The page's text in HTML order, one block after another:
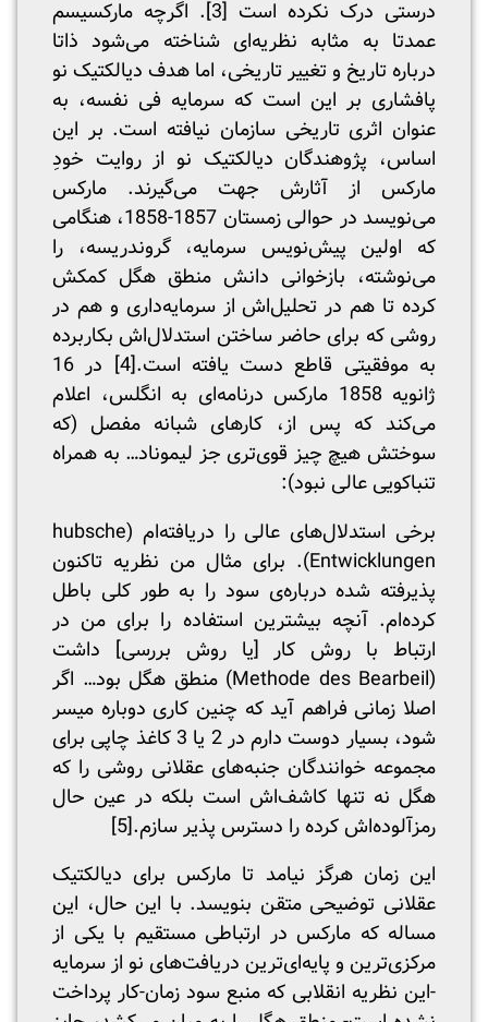
درستی درک نکرده است [3]
. اگرچه مارکسیسم
عمدتا به مثابه نظریه‌ای شناخته می‌شود ذاتا
درباره تاریخ و تغییر تاریخی، اما هدف دیالکتیک نو
پافشاری بر این است که سرمایه فی نفسه، به
عنوان اثری تاریخی سازمان نیافته است. بر این
اساس، پژوهندگان دیالکتیک نو از روایت خودِ
مارکس از آثارش جهت می‌گیرند. مارکس
می‌نویسد در حوالی زمستان 1857-1858، هنگامی
که اولین پیش‌نویس سرمایه، گروندریسه، را
می‌نوشته، بازخوانی دانش منطق هگل کمکش
کرده تا هم در تحلیل‌اش از سرمایه‌داری و هم در
روشی که برای حاضر ساختن استدلال‌اش بکاربرده
به موفقیتی قاطع دست یافته است.[4]
در 16
ژانویه 1858 مارکس درنامه‌ای به انگلس، اعلام
می‌کند که پس از، کار‌های شبانه مفصل (که
سوختش هیچ چیز قوی‌تری جز لیموناد… به همراه
تنباکویی عالی نبود):
برخی استدلال‌های عالی را دریافته‌ام (hubsche
Entwicklungen). برای مثال من نظریه تاکنون
پذیرفته شده درباره‌ی سود را به طور کلی باطل
کرده‌ام. آنچه بیشترین استفاده را برای من در
ارتباط با روش کار [یا روش بررسی] داشت
(Methode des Bearbeil) منطق هگل بود… اگر
اصلا زمانی فراهم آید که چنین کاری دوباره میسر
شود، بسیار دوست دارم در 2 یا 3 کاغذ چاپی برای
مجموعه خوانندگان جنبه‌های عقلانی روشی را که
هگل نه تنها کاشف‌اش است بلکه در عین حال
رمزآلوده‌اش کرده را دسترس پذیر سازم.[5]
این زمان هرگز نیامد تا مارکس برای دیالکتیک
عقلانی توضیحی متقن بنویسد. با این حال، این
مساله که مارکس در ارتباطی مستقیم با یکی از
مرکزی‌ترین و پایه‌ای‌ترین دریافت‌های نو از سرمایه
-این نظریه انقلابی که منبع سود زمان-کار پرداخت